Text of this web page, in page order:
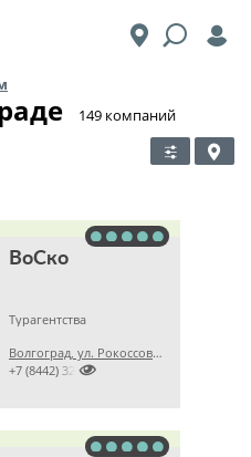
​149 компаний
ВоСко
Турагентства
Волгоград, ул. Рокоссовского, д. 24а

+7 (8442) 328041